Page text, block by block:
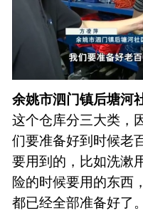
余姚市泗门镇后塘河
这个仓库分三大类，
们要准备好到时候老
要用到的，比如洗漱
险的时候要用的东西
都已经全部准备好了。